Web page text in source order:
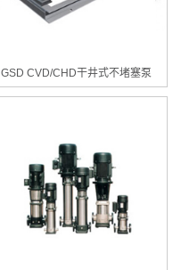
GSD CVD/CHD干井式不堵塞泵